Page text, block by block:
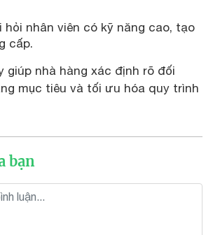
hỏi nhân viên có kỹ năng cao, tạo
cấp.
giúp nhà hàng xác định rõ đối
mục tiêu và tối ưu hóa quy trình
bạn